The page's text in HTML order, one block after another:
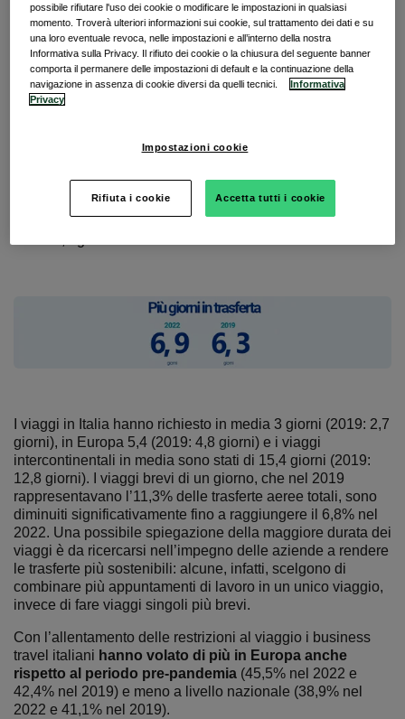
tramite le soluzioni di pagamento AirPlus nel 2022
evidenzia come stiano cambiando le abitudini dei
viaggiatori d'affari italiani ed europei. Queste le principali
tendenze destinate a influenzare anche le trasferte di
lavoro nel 2023:
Viaggi più lunghi, più lontani e
che includono il fine settimana
Le trasferte di lavoro dei viaggiatori d’affari italiani tendono
ad essere più lunghe: nel 2022 ladurata media di un
viaggio business è stata di 6,9 giornimentre nel 2019
I viaggi in Italia hanno richiesto in media 3 giorni (2019: 2,7
giorni), in Europa 5,4 (2019: 4,8 giorni) e i viaggi
intercontinentali in media sono stati di 15,4 giorni (2019:
12,8 giorni). I viaggi brevi di un giorno, che nel 2019
rappresentavano l’11,3% delle trasferte aeree totali, sono
diminuiti significativamente fino a raggiungere il 6,8% nel
2022. Una possibile spiegazione della maggiore durata dei
viaggi è da ricercarsi nell’impegno delle aziende a rendere
le trasferte più sostenibili: alcune, infatti, scelgono di
combinare più appuntamenti di lavoro in un unico viaggio,
invece di fare viaggi singoli più brevi.
Con l’allentamento delle restrizioni al viaggio i business
travel italiani hanno volato di più in Europa anche
rispetto al periodo pre-pandemia (45,5% nel 2022 e
42,4% nel 2019) e meno a livello nazionale (38,9% nel
2022 e 41,1% nel 2019).
possibile rifiutare l'uso dei cookie o modificare le impostazioni in qualsiasi
momento. Troverà ulteriori informazioni sui cookie, sul trattamento dei dati e su
una loro eventuale revoca, nelle impostazioni e all’interno della nostra
Informativa sulla Privacy. Il rifiuto dei cookie o la chiusura del seguente banner
comporta il permanere delle impostazioni di default e la continuazione della
navigazione in assenza di cookie diversi da quelli tecnici.
Informativa
Privacy
Impostazioni cookie
Rifiuta i cookie Accetta tutti i cookie